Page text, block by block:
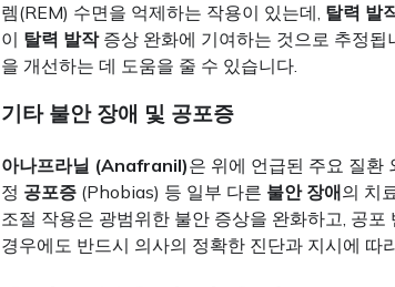
렘(REM) 수면을 억제하는 작용이 있는데, 탈력 발
이 탈력 발작증상 완화에 기여하는 것으로 추정됩
을 개선하는 데 도움을 줄 수 있습니다.
기타 불안 장애 및 공포증
아나프라닐 (Anafranil)은 위에 언급된 주요 질환
정 공포증 (Phobias) 등 일부 다른 불안 장애의 치
조절 작용은 광범위한 불안 증상을 완화하고, 공
경우에도 반드시 의사의 정확한 진단과 지시에 따